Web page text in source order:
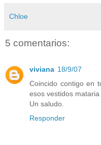
Chloe
5 comentarios:
viviana 18/9/07
Coincido contigo en
esos vestidos mataria
Un saludo.
Responder